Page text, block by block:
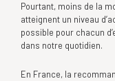
Pourtant, moins de la
atteignent un niveau
possible pour chacun
dans notre quotidien.
En France, la